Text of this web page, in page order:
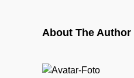
About The Author